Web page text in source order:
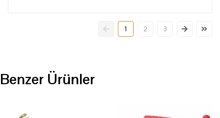
1 2 3
Benzer Ürünler